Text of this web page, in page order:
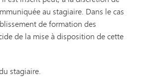
au stagiaire. Dans le cas
de formation des
de la mise à disposition de cette
stagiaire.